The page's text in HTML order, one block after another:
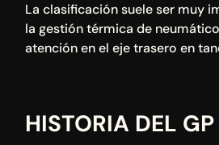
La clasificación suele ser muy
la gestión térmica de
atención en el eje trasero en
HISTORIA DEL